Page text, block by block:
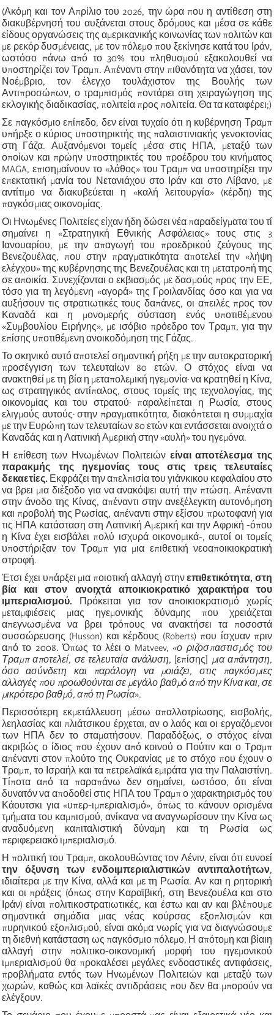
(Ακόμη και τον Απρίλιο του 2026, την ώρα που η αντίθεση στη
διακυβέρνησή του αυξάνεται στους δρόμους και μέσα σε κάθε
είδους οργανώσεις της αμερικανικής κοινωνίας των πολιτών και
με ρεκόρ δυσμένειας, με τον πόλεμο που ξεκίνησε κατά του Ιράν,
ωστόσο πάνω από το 30% του πληθυσμού εξακολουθεί να
υποστηρίζει τον Τραμπ. Απέναντι στην πιθανότητα να χάσει, τον
Νοέμβριο, τον έλεγχο τουλάχιστον της Βουλής των
Αντιπροσώπων, ο τραμπισμός ποντάρει στη χειραγώγηση της
εκλογικής διαδικασίας, πολιτεία προς πολιτεία. Θα τα καταφέρει;)
Σε παγκόσμιο επίπεδο, δεν είναι τυχαίο ότι η κυβέρνηση Τραμπ
υπήρξε ο κύριος υποστηρικτής της παλαιστινιακής γενοκτονίας
στη Γάζα. Αυξανόμενοι τομείς μέσα στις ΗΠΑ, μεταξύ των
οποίων και πρώην υποστηρικτές του προέδρου του κινήματος
MAGA, επισημαίνουν το «λάθος» του Τραμπ να υποστηρίξει την
επεκτατική μανία του Νετανιάχου στο Ιράν και στο Λίβανο, με
αντίτιμο να διακυβεύεται η «καλή λειτουργία» (κέρδη) της
παγκόσμιας οικονομίας.
Οι Ηνωμένες Πολιτείες είχαν ήδη δώσει νέα παραδείγματα του τί
σημαίνει η «Στρατηγική Εθνικής Ασφάλειας» τους στις 3
Ιανουαρίου, με την απαγωγή του προεδρικού ζεύγους της
Βενεζουέλας, που στην πραγματικότητα αποτελεί την «λήψη
ελέγχου» της κυβέρνησης της Βενεζουέλας και τη μετατροπή της
σε αποικία. Συνεχίζονται ο εκβιασμός με δασμούς προς την ΕΕ,
τόσο για τη λεγόμενη «αγορά» της Γροιλανδίας όσο και για να
αυξήσουν τις στρατιωτικές τους δαπάνες, οι απειλές προς τον
Καναδά και η μονομερής σύσταση ενός υποτιθέμενου
«Συμβουλίου Ειρήνης», με ισόβιο πρόεδρο τον Τραμπ, για την
επίσης υποτιθέμενη ανοικοδόμηση της Γάζας.
Το σκηνικό αυτό αποτελεί σημαντική ρήξη με την αυτοκρατορική
προσέγγιση των τελευταίων 80 ετών. Ο στόχος είναι να
ανακτηθεί με τη βία η μεταπολεμική ηγεμονία· να κρατηθεί η Κίνα,
ως στρατηγικός αντίπαλος, στους τομείς της τεχνολογίας, της
οικονομίας και του στρατού· παραλείπεται η Ρωσία, στους
ελιγμούς αυτούς· στην πραγματικότητα, διακόπτεται η συμμαχία
με την Ευρώπη των τελευταίων 80 ετών και εντάσσεται ανοιχτά ο
Καναδάς και η Λατινική Αμερική στην «αυλή» του ηγεμόνα.
Η επίθεση των Ηνωμένων Πολιτειών είναι αποτέλεσμα της
παρακμής της ηγεμονίας τους στις τρεις τελευταίες
δεκαετίες. Εκφράζει την απελπισία του γιάνκικου κεφαλαίου στο
να βρει μια διέξοδο για να ανακόψει αυτή την πτώση. Απέναντι
στην άνοδο της Κίνας, απέναντι στην ανεξέλεγκτη αυτονόμηση
και προβολή της Ρωσίας, απέναντι στην εξίσου πρωτοφανή για
τις ΗΠΑ κατάσταση στη Λατινική Αμερική και την Αφρική -όπου
η Κίνα έχει εισβάλει πολύ ισχυρά οικονομικά-, αυτοί οι τομείς
υποστήριξαν τον Τραμπ για μια επιθετική νεοαποικιοκρατική
στροφή.
Έτσι έχει υπάρξει μια ποιοτική αλλαγή στηνεπιθετικότητα, στη
βία και στον ανοιχτά αποικιοκρατικό χαρακτήρα του
ιμπεριαλισμού. Πρόκειται για τον αποικιοκρατισμό χωρίς
μεταμφιέσεις μιας ηγεμονικής δύναμης που χρειάζεται
απεγνωσμένα να βρει τρόπους να ανακτήσει τα ποσοστά
συσσώρευσης (Husson) και κέρδους (Roberts) που ίσχυαν πριν
από το 2008. Όπως το λέει ο Matveev, «ο ριζοσπαστισμός του
Τραμπ αποτελεί, σε τελευταία ανάλυση, [επίσης] μια απάντηση,
όσο ασύνδετη και παράλογη να μοιάζει, στις παγκόσμιες
αλλαγές που προωθούνται σε μεγάλο βαθμό από την Κίνα και, σε
μικρότερο βαθμό, από τη Ρωσία».
Περισσότερη εκμετάλλευση μέσω απαλλοτρίωσης, εισβολής,
λεηλασίας και πλιάτσικου έρχεται, αν ο λαός και οι εργαζόμενοι
των ΗΠΑ δεν το σταματήσουν. Παραδόξως, ο στόχος είναι
ακριβώς ο ίδιος που έχουν από κοινού ο Πούτιν και ο Τραμπ
απέναντι στον πλούτο της Ουκρανίας με το στόχο που έχουν ο
Τραμπ, το Ισραήλ και τα πετρελαϊκά εμιράτα για την Παλαιστίνη.
Τίποτα από τα παραπάνω δεν σημαίνει, ωστόσο, ότι είναι
δυνατόν να αποδοθεί στις ΗΠΑ του Τραμπ ο χαρακτηρισμός του
Κάουτσκι για «υπερ-ιμπεριαλισμό», όπως το κάνουν ορισμένα
τμήματα του καμπισμού, ανίκανα να αναγνωρίσουν την Κίνα ως
αναδυόμενη καπιταλιστική δύναμη και τη Ρωσία ως
περιφερειακό ιμπεριαλισμό.
Η πολιτική του Τραμπ, ακολουθώντας τον Λένιν, είναι ότι ευνοεί
την όξυνση των ενδοιμπεριαλιστικών αντιπαλοτήτων,
ιδιαίτερα με την Κίνα, αλλά και με τη Ρωσία. Αν και η ρητορική
και οι πράξεις (όπως στην Καραϊβική, στη Βενεζουέλα και στο
Ιράν) είναι πολιτικοστρατιωτικές, και έστω και αν και βλέπουμε
σημαντικά σημάδια μιας νέας κούρσας εξοπλισμών και
πυρηνικού εξοπλισμού, είναι ακόμα νωρίς για να διαγνώσουμε
τη διεθνή κατάσταση ως παγκόσμιο πόλεμο. Η απότομη και βίαιη
αλλαγή στην πολιτικο-οικονομική μορφή του ηγεμονικού
ιμπεριαλισμού θα προκαλέσει μεγάλες ενδοαστικές αντιφάσεις,
προβλήματα εντός των Ηνωμένων Πολιτειών και μεταξύ των
χωρών, καθώς και λαϊκές αντιδράσεις που δεν θα μπορούν να
ελέγξουν.